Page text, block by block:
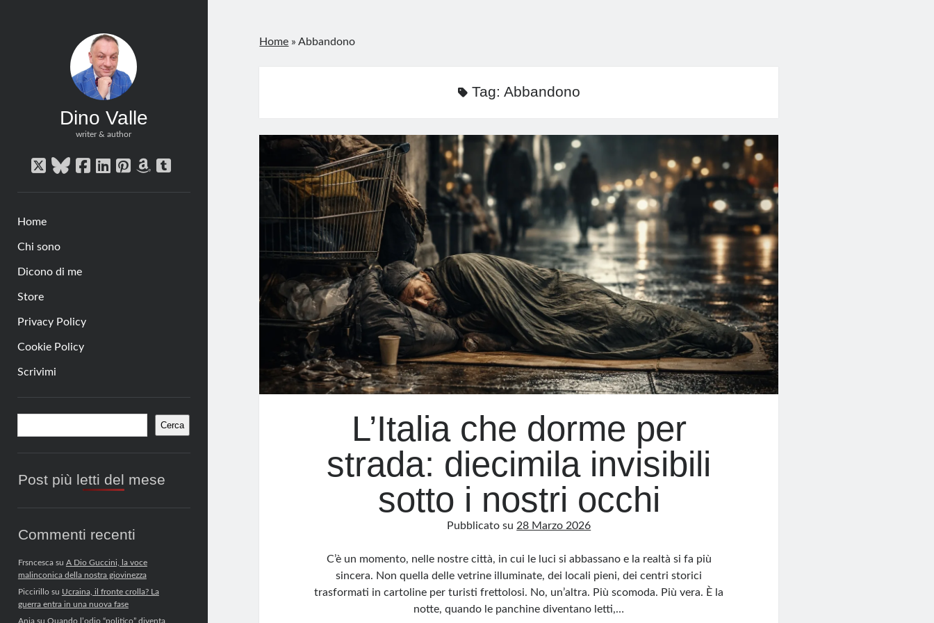
Dino Valle
writer & author
twitterbluesky
facebook
linkedin
pinterest
amazon
tumblr
Home
Chi sono
Dicono di me
Store
Privacy Policy
Cookie Policy
Scrivimi
Barra
laterale
Cerca
Post più letti del mese
Commenti recenti
Frsncescasu A Dio Guccini, la voce
malinconica della nostra giovinezza
Piccirillosu Ucraina, il fronte crolla? La
guerra entra in una nuova fase
Anjasu Quando l’odio “politico” diventa
Home »Abbandono
Tag: Abbandono
L’Italia che dorme per
strada: diecimila invisibili
sotto i nostri occhi
Pubblicato su28 Marzo 2026
C’è un momento, nelle nostre città, in cui le luci si abbassano e la realtà si fa più
sincera. Non quella delle vetrine illuminate, dei locali pieni, dei centri storici
trasformati in cartoline per turisti frettolosi. No, un’altra. Più scomoda. Più vera. È la
notte, quando le panchine diventano letti,…